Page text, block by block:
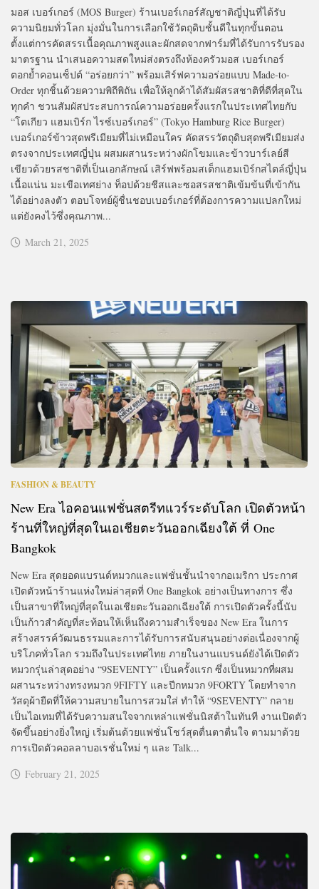
มอส เบอร์เกอร์ (MOS Burger) ร้านเบอร์เกอร์สัญชาติญี่ปุ่นที่ได้รับ
ความนิยมทั่วโลก มุ่งมั่นในการเลือกใช้วัตถุดิบชั้นดีในทุกขั้นตอน
ตั้งแต่การคัดสรรเนื้อคุณภาพสูงและผักสดจากฟาร์มที่ได้รับการรับรอง
มาตรฐาน นำเสนอความสดใหม่ส่งตรงถึงห้องครัวมอส เบอร์เกอร์
ตอกย้ำคอนเซ็ปต์ “อร่อยกว่า” พร้อมเสิร์ฟความอร่อยแบบ Made-to-
Order ทุกชิ้นด้วยความพิถีพิถัน เพื่อให้ลูกค้าได้สัมผัสรสชาติที่ดีที่สุดใน
ทุกคำ ชวนสัมผัสประสบการณ์ความอร่อยครั้งแรกในประเทศไทยกับ
“โตเกียว แฮมเบิร์ก ไรซ์เบอร์เกอร์” (Tokyo Hamburg Rice Burger)
เบอร์เกอร์ข้าวสุดพรีเมียมที่ไม่เหมือนใคร คัดสรรวัตถุดิบสุดพรีเมียมส่ง
ตรงจากประเทศญี่ปุ่น ผสมผสานระหว่างผักโขมและข้าวบาร์เลย์สี
เขียวด้วยรสชาติที่เป็นเอกลักษณ์ เสิร์ฟพร้อมสเต็กแฮมเบิร์กสไตล์ญี่ปุ่น
เนื้อแน่น มะเขือเทศย่าง ท็อปด้วยชีสและซอสรสชาติเข้มข้นที่เข้ากัน
ได้อย่างลงตัว ตอบโจทย์ผู้ชื่นชอบเบอร์เกอร์ที่ต้องการความแปลกใหม่
แต่ยังคงไว้ซึ่งคุณภาพ...
March 21, 2025
FASHION & BEAUTY
New Era ไอคอนแฟชั่นสตรีทแวร์ระดับโลก เปิดตัวหน้า
ร้านที่ใหญ่ที่สุดในเอเชียตะวันออกเฉียงใต้ ที่ One
Bangkok
New Era สุดยอดแบรนด์หมวกและแฟชั่นชั้นนำจากอเมริกา ประกาศ
เปิดตัวหน้าร้านแห่งใหม่ล่าสุดที่ One Bangkok อย่างเป็นทางการ ซึ่ง
เป็นสาขาที่ใหญ่ที่สุดในเอเชียตะวันออกเฉียงใต้ การเปิดตัวครั้งนี้นับ
เป็นก้าวสำคัญที่สะท้อนให้เห็นถึงความสำเร็จของ New Era ในการ
สร้างสรรค์วัฒนธรรมและการได้รับการสนับสนุนอย่างต่อเนื่องจากผู้
บริโภคทั่วโลก รวมถึงในประเทศไทย ภายในงานแบรนด์ยังได้เปิดตัว
หมวกรุ่นล่าสุดอย่าง “9SEVENTY” เป็นครั้งแรก ซึ่งเป็นหมวกที่ผสม
ผสานระหว่างทรงหมวก 9FIFTY และปีกหมวก 9FORTY โดยทำจาก
วัสดุผ้ายืดที่ให้ความสบายในการสวมใส่ ทำให้ “9SEVENTY” กลาย
เป็นไอเทมที่ได้รับความสนใจจากเหล่าแฟชั่นนิสต้าในทันที งานเปิดตัว
จัดขึ้นอย่างยิ่งใหญ่ เริ่มต้นด้วยแฟชั่นโชว์สุดตื่นตาตื่นใจ ตามมาด้วย
การเปิดตัวคอลลาบอเรชั่นใหม่ ๆ และ Talk...
February 21, 2025